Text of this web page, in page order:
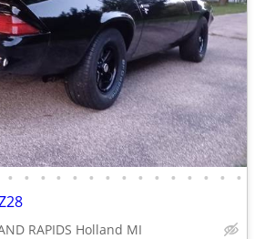
• • • • • • • • • • • • • • •
RAPIDS Holland MI